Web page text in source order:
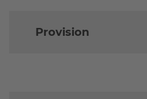
Provision